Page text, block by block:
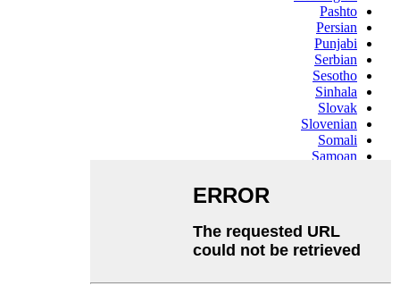
Pashto
Persian
Punjabi
Serbian
Sesotho
Sinhala
Slovak
Slovenian
Somali
Samoan
Swahili
Tajik
Telugu